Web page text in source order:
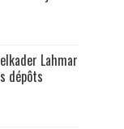
Lahmar
dépôts